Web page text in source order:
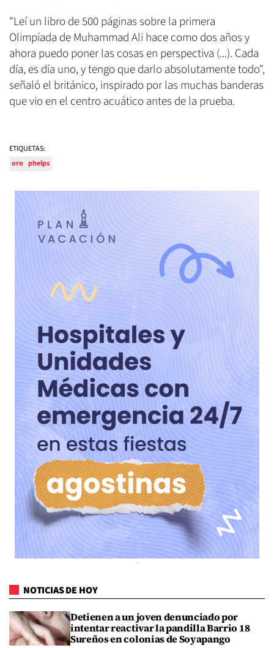
"Leí un libro de 500 páginas sobre la primera
Olimpíada de Muhammad Ali hace como dos años y
ahora puedo poner las cosas en perspectiva (...). Cada
día, es día uno, y tengo que darlo absolutamente todo",
señaló el británico, inspirado por las muchas banderas
que vio en el centro acuático antes de la prueba.
ETIQUETAS:
oro phelps
NOTICIAS DE HOY
Detienen a un joven denunciado por
intentar reactivar la pandilla Barrio 18
Sureños en colonias de Soyapango